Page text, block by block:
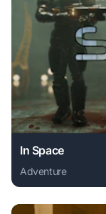
In Space
Adventure
Play In Space